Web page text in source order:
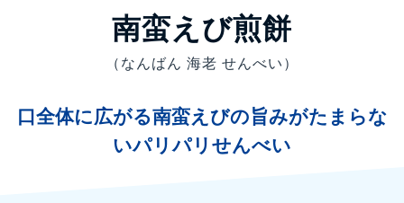
南蛮えび煎餅
（なんばん 海老 せんべい）
口全体に広がる南蛮えびの旨みがたまらな
いパリパリせんべい